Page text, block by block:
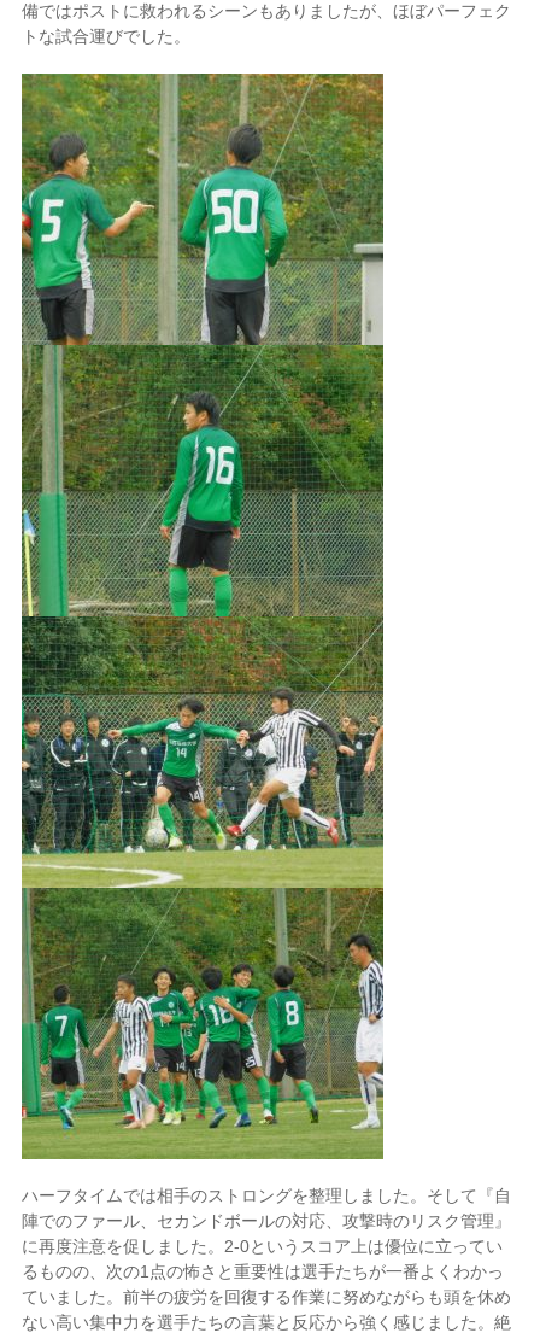
備ではポストに救われるシーンもありましたが、ほぼパーフェク
トな試合運びでした。
ハーフタイムでは相手のストロングを整理しました。そして『自
陣でのファール、セカンドボールの対応、攻撃時のリスク管理』
に再度注意を促しました。2-0というスコア上は優位に立ってい
るものの、次の1点の怖さと重要性は選手たちが一番よくわかっ
ていました。前半の疲労を回復する作業に努めながらも頭を休め
ない高い集中力を選手たちの言葉と反応から強く感じました。絶